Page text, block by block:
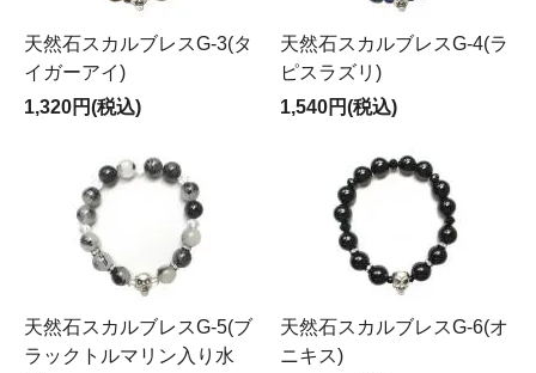
天然石スカルブレスG-3(タ
イガーアイ)
1,320円(税込)
天然石スカルブレスG-4(ラ
ピスラズリ)
1,540円(税込)
天然石スカルブレスG-5(ブ
ラックトルマリン入り水
天然石スカルブレスG-6(オ
ニキス)